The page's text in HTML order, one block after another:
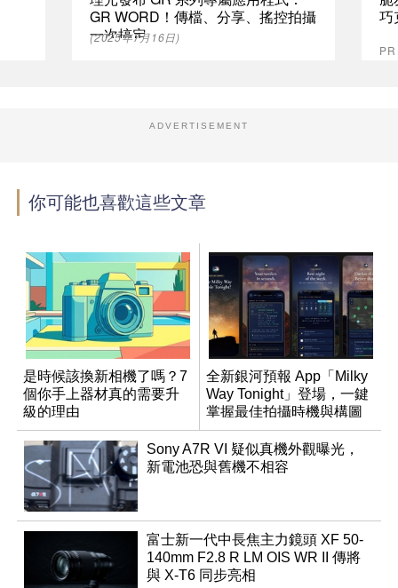
GR WORD！傳檔、分享、搖控拍攝
一次搞定
(2025年7月16日)
巧
ADVERTISEMENT
你可能也喜歡這些文章
是時候該換新相機了嗎？7
個你手上器材真的需要升
級的理由
全新銀河預報 App「Milky
Way Tonight」登場，一鍵
掌握最佳拍攝時機與構圖
Sony A7R VI 疑似真機外觀曝光，
新電池恐與舊機不相容
富士新一代中長焦主力鏡頭 XF 50-
140mm F2.8 R LM OIS WR II 傳將
與 X-T6 同步亮相